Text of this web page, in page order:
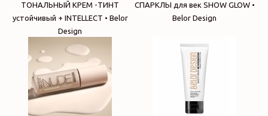
ТОНАЛЬНЫЙ КРЕМ -ТИНТ
устойчивый + INTELLECT • Belor
Design
СПАРКЛЫ для век SHOW GLOW •
Belor Design